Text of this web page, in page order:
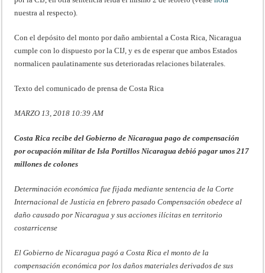
nuestra al respecto).
Con el depósito del monto por daño ambiental a Costa Rica, Nicaragua
cumple con lo dispuesto por la CIJ, y es de esperar que ambos Estados
normalicen paulatinamente sus deterioradas relaciones bilaterales.
Texto del comunicado de prensa de Costa Rica
MARZO 13, 2018 10:39 AM
Costa Rica recibe del Gobierno de Nicaragua pago de compensación
por ocupación militar de Isla Portillos Nicaragua debió pagar unos 217
millones de colones
Determinación económica fue fijada mediante sentencia de la Corte
Internacional de Justicia en febrero pasado Compensación obedece al
daño causado por Nicaragua y sus acciones ilícitas en territorio
costarricense
El Gobierno de Nicaragua pagó a Costa Rica el monto de la
compensación económica por los daños materiales derivados de sus